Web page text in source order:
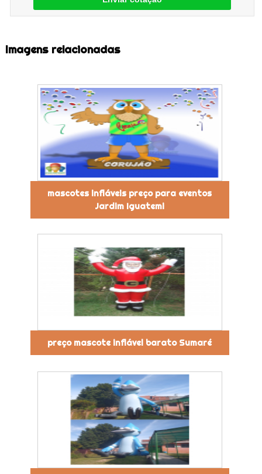
Imagens relacionadas
mascotes infláveis preço para eventos
Jardim Iguatemi
preço mascote inflável barato Sumaré